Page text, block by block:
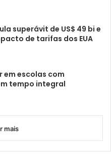
superávit de US$ 49 bi e
de tarifas dos EUA
em escolas com
tempo integral
mais